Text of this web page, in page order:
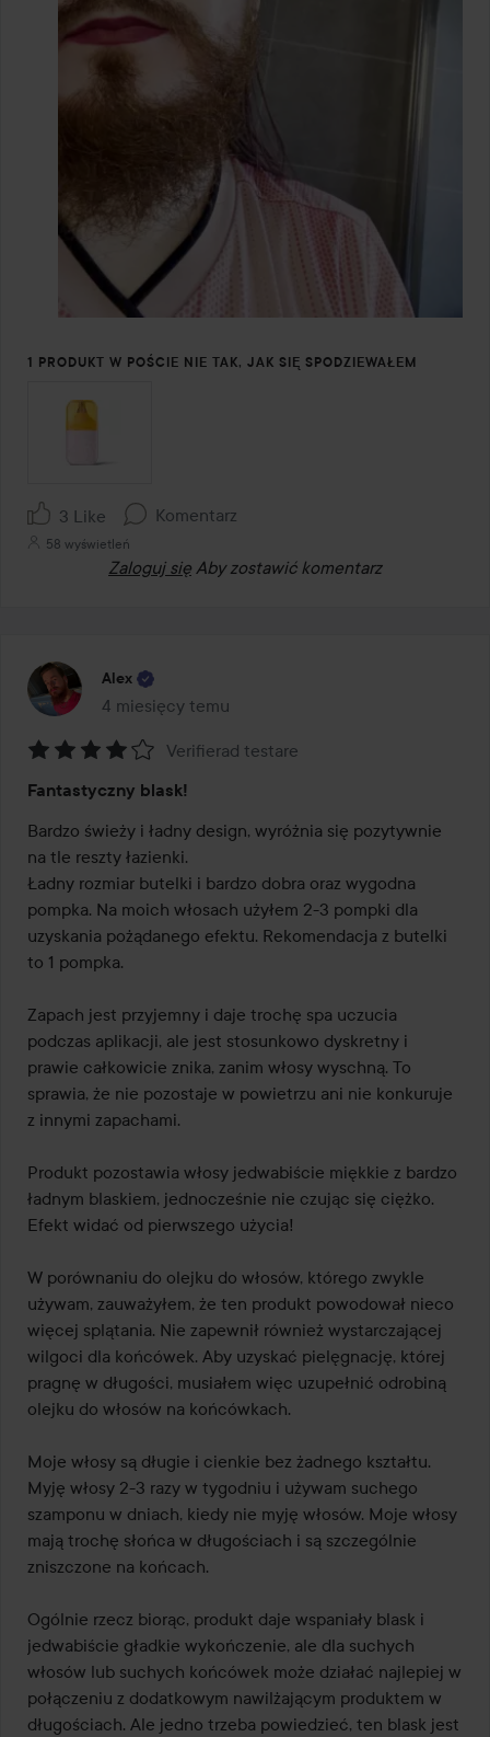
1 PRODUKT W POŚCIE NIE TAK, JAK SIĘ SPODZIEWAŁEM
3 Like Komentarz
58 wyświetleń
Zaloguj się Aby zostawić komentarz
Alex
4 miesięcy temu
Post został utworzony 4 miesięcy temu
4
z
5
Verifierad testare
Fantastyczny blask!
Bardzo świeży i ładny design, wyróżnia się pozytywnie
na tle reszty łazienki.
Ładny rozmiar butelki i bardzo dobra oraz wygodna
pompka. Na moich włosach użyłem 2-3 pompki dla
uzyskania pożądanego efektu. Rekomendacja z butelki
to 1 pompka.
Zapach jest przyjemny i daje trochę spa uczucia
podczas aplikacji, ale jest stosunkowo dyskretny i
prawie całkowicie znika, zanim włosy wyschną. To
sprawia, że nie pozostaje w powietrzu ani nie konkuruje
z innymi zapachami.
Produkt pozostawia włosy jedwabiście miękkie z bardzo
ładnym blaskiem, jednocześnie nie czując się ciężko.
Efekt widać od pierwszego użycia!
W porównaniu do olejku do włosów, którego zwykle
używam, zauważyłem, że ten produkt powodował nieco
więcej splątania. Nie zapewnił również wystarczającej
wilgoci dla końcówek. Aby uzyskać pielęgnację, której
pragnę w długości, musiałem więc uzupełnić odrobiną
olejku do włosów na końcówkach.
Moje włosy są długie i cienkie bez żadnego kształtu.
Myję włosy 2-3 razy w tygodniu i używam suchego
szamponu w dniach, kiedy nie myję włosów. Moje włosy
mają trochę słońca w długościach i są szczególnie
zniszczone na końcach.
Ogólnie rzecz biorąc, produkt daje wspaniały blask i
jedwabiście gładkie wykończenie, ale dla suchych
włosów lub suchych końcówek może działać najlepiej w
połączeniu z dodatkowym nawilżającym produktem w
długościach. Ale jedno trzeba powiedzieć, ten blask jest